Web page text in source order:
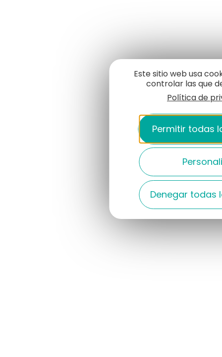
Este sitio web usa
controlar las que
Política de
Permitir todas
Denegar todas